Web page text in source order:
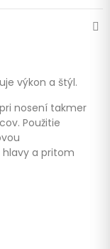
výkon a štýl.
nosení takmer
Použitie
a pritom